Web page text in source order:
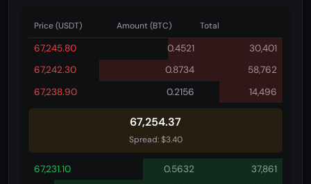
Price (USDT) Amount (BTC) Total
67,245.80 0.4521
30,401
67,242.30
0.8734
58,762
67,238.90
0.2156 14,496
67,259.22
Spread: $3.40
67,231.10 0.5632
37,861